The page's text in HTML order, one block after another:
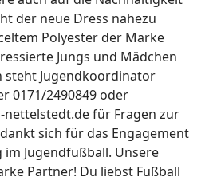
der neue Dress nahezu
Polyester der Marke
Jungs und Mädchen
steht Jugendkoordinator
0171/2490849 oder
nettelstedt.de für Fragen zur
sich für das Engagement
Jugendfußball. Unsere
Partner! Du liebst Fußball